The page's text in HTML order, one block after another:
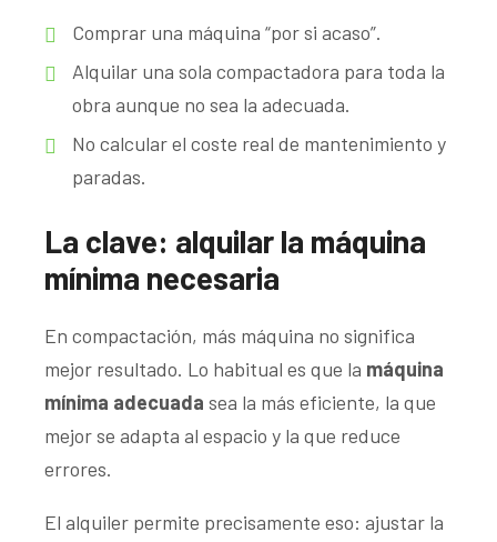
Comprar una máquina “por si acaso”.
Alquilar una sola compactadora para toda la
obra aunque no sea la adecuada.
No calcular el coste real de mantenimiento y
paradas.
La clave: alquilar la máquina
mínima necesaria
En compactación, más máquina no significa
mejor resultado. Lo habitual es que la máquina
mínima adecuada sea la más eficiente, la que
mejor se adapta al espacio y la que reduce
errores.
El alquiler permite precisamente eso: ajustar la